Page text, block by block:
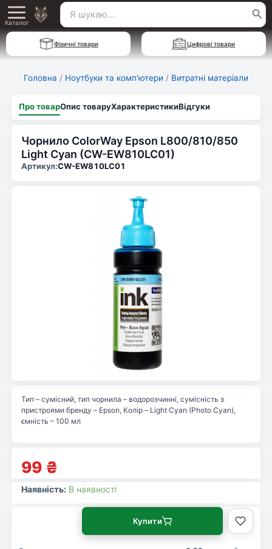
Перейти
до
вмісту
Main
Menu
Каталог
Пошук
для:
Фізичні товари Цифрові товари
Головна / Ноутбуки та комп'ютери / Витратні матеріали
Про товарОпис товаруХарактеристикиВідгуки
Чорнило ColorWay Epson L800/810/850
Light Cyan (CW-EW810LC01)
Артикул:CW-EW810LC01
99 ₴
Тип – сумісний, тип чорнила – водорозчинні, сумісність з
пристроями бренду – Epson, Колір – Light Cyan (Photo Cyan),
ємність – 100 мл
Наявність: В наявності
Купити